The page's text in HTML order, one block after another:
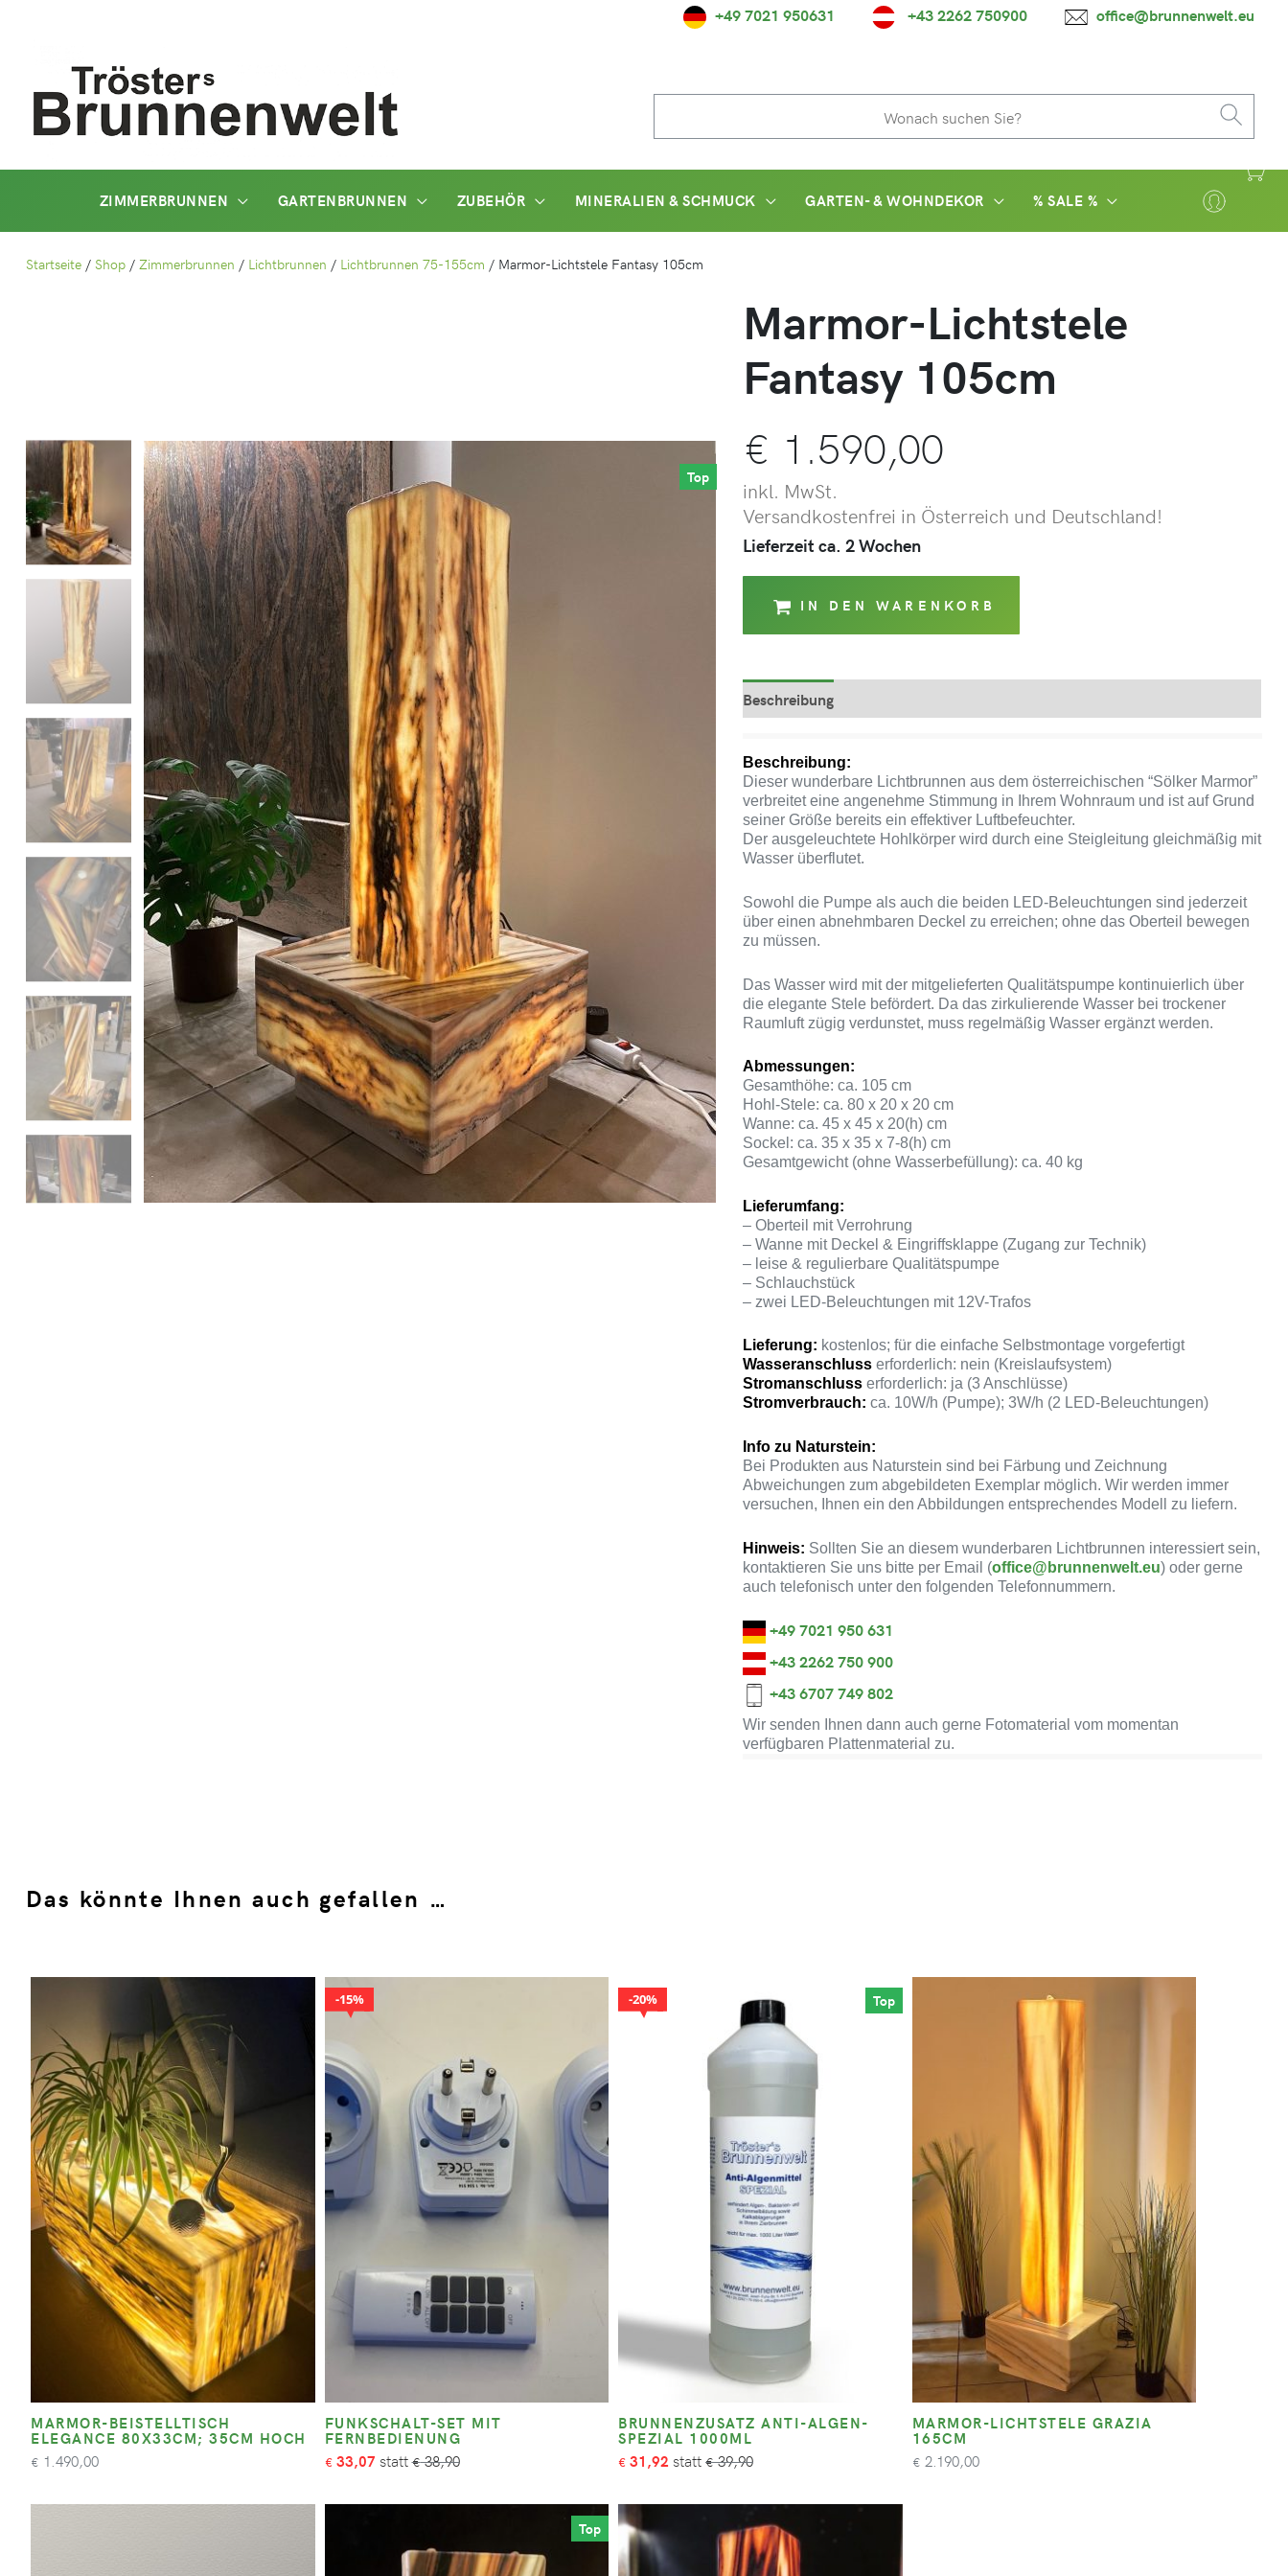
+49 7021 950631 +43 2262 750900 office@brunnenwelt.eu
ZIMMERBRUNNEN GARTENBRUNNEN ZUBEHÖR MINERALIEN & SCHMUCK GARTEN- & WOHNDEKOR % SALE %
Startseite / Shop / Zimmerbrunnen / Lichtbrunnen / Lichtbrunnen 75-155cm / Marmor-Lichtstele Fantasy 105cm
Top
Marmor-Lichtstele
Fantasy 105cm
€ 1.590,00
inkl. MwSt.
Versandkostenfrei in Österreich und Deutschland!
Lieferzeit ca. 2 Wochen
IN DEN WARENKORB
Beschreibung
Beschreibung:
Dieser wunderbare Lichtbrunnen aus dem österreichischen “Sölker Marmor”
verbreitet eine angenehme Stimmung in Ihrem Wohnraum und ist auf Grund
seiner Größe bereits ein effektiver Luftbefeuchter.
Der ausgeleuchtete Hohlkörper wird durch eine Steigleitung gleichmäßig mit
Wasser überflutet.
Sowohl die Pumpe als auch die beiden LED-Beleuchtungen sind jederzeit
über einen abnehmbaren Deckel zu erreichen; ohne das Oberteil bewegen
zu müssen.
Das Wasser wird mit der mitgelieferten Qualitätspumpe kontinuierlich über
die elegante Stele befördert. Da das zirkulierende Wasser bei trockener
Raumluft zügig verdunstet, muss regelmäßig Wasser ergänzt werden.
Abmessungen:
Gesamthöhe: ca. 105 cm
Hohl-Stele: ca. 80 x 20 x 20 cm
Wanne: ca. 45 x 45 x 20(h) cm
Sockel: ca. 35 x 35 x 7-8(h) cm
Gesamtgewicht (ohne Wasserbefüllung): ca. 40 kg
Lieferumfang:
– Oberteil mit Verrohrung
– Wanne mit Deckel & Eingriffsklappe (Zugang zur Technik)
– leise & regulierbare Qualitätspumpe
– Schlauchstück
– zwei LED-Beleuchtungen mit 12V-Trafos
Lieferung: kostenlos; für die einfache Selbstmontage vorgefertigt
Wasseranschluss erforderlich: nein (Kreislaufsystem)
Stromanschluss erforderlich: ja (3 Anschlüsse)
Stromverbrauch: ca. 10W/h (Pumpe); 3W/h (2 LED-Beleuchtungen)
Info zu Naturstein:
Bei Produkten aus Naturstein sind bei Färbung und Zeichnung
Abweichungen zum abgebildeten Exemplar möglich. Wir werden immer
versuchen, Ihnen ein den Abbildungen entsprechendes Modell zu liefern.
Hinweis: Sollten Sie an diesem wunderbaren Lichtbrunnen interessiert sein,
kontaktieren Sie uns bitte per Email (office@brunnenwelt.eu) oder gerne
auch telefonisch unter den folgenden Telefonnummern.
+49 7021 950 631
+43 2262 750 900
+43 6707 749 802
Wir senden Ihnen dann auch gerne Fotomaterial vom momentan
verfügbaren Plattenmaterial zu.
Das könnte Ihnen auch gefallen …
MARMOR-BEISTELLTISCH
ELEGANCE 80X33CM; 35CM HOCH
€ 1.490,00
15%
FUNKSCHALT-SET MIT
FERNBEDIENUNG
€33,07 €38,90
Top
20%
BRUNNENZUSATZ ANTI-ALGEN-
SPEZIAL 1000ML
€ 31,92 €39,90
MARMOR-LICHTSTELE GRAZIA
165CM
€ 2.190,00
Top